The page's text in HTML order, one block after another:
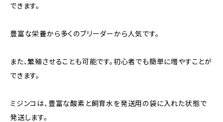
できます。
豊富な栄養から多くのブリーダーから人気です。
また、繁殖させることも可能です。初心者でも簡単に増やすことが
できます。
ミジンコは、豊富な酸素と飼育水を発送用の袋に入れた状態で
発送します。